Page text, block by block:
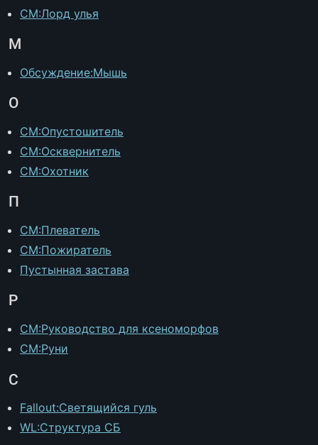
CM:Лорд улья
М
Обсуждение:Мышь
О
CM:Опустошитель
CM:Осквернитель
CM:Охотник
П
CM:Плеватель
CM:Пожиратель
Пустынная застава
Р
CM:Руководство для ксеноморфов
CM:Руни
С
Fallout:Светящийся гуль
WL:Структура СБ